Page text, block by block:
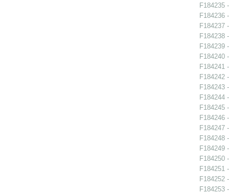
F184235
F184236
F184237
F184238
F184239
F184240
F184241
F184242
F184243
F184244
F184245
F184246
F184247
F184248
F184249
F184250
F184251
F184252
F184253